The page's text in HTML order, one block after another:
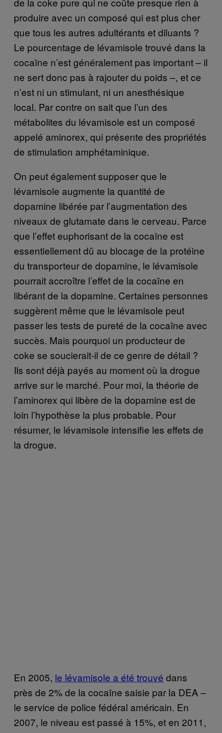
produire avec un composé qui est plus cher
que tous les autres adultérants et diluants ?
Le pourcentage de lévamisole trouvé dans la
cocaïne n’est généralement pas important – il
ne sert donc pas à rajouter du poids –, et ce
n’est ni un stimulant, ni un anesthésique
local. Par contre on sait que l’un des
métabolites du lévamisole est un composé
appelé aminorex, qui présente des propriétés
de stimulation amphétaminique.
On peut également supposer que le
lévamisole augmente la quantité de
dopamine libérée par l’augmentation des
niveaux de glutamate dans le cerveau. Parce
que l’effet euphorisant de la cocaïne est
essentiellement dû au blocage de la protéine
du transporteur de dopamine, le lévamisole
pourrait accroître l’effet de la cocaïne en
libérant de la dopamine. Certaines personnes
suggèrent même que le lévamisole peut
passer les tests de pureté de la cocaïne avec
succès. Mais pourquoi un producteur de
coke se soucierait-il de ce genre de détail ?
Ils sont déjà payés au moment où la drogue
arrive sur le marché. Pour moi, la théorie de
l’aminorex qui libère de la dopamine est de
loin l’hypothèse la plus probable. Pour
résumer, le lévamisole intensifie les effets de
la drogue.
En 2005, le lévamisole a été trouvé dans
près de 2% de la cocaïne saisie par la DEA –
le service de police fédéral américain. En
2007, le niveau est passé à 15%, et en 2011,